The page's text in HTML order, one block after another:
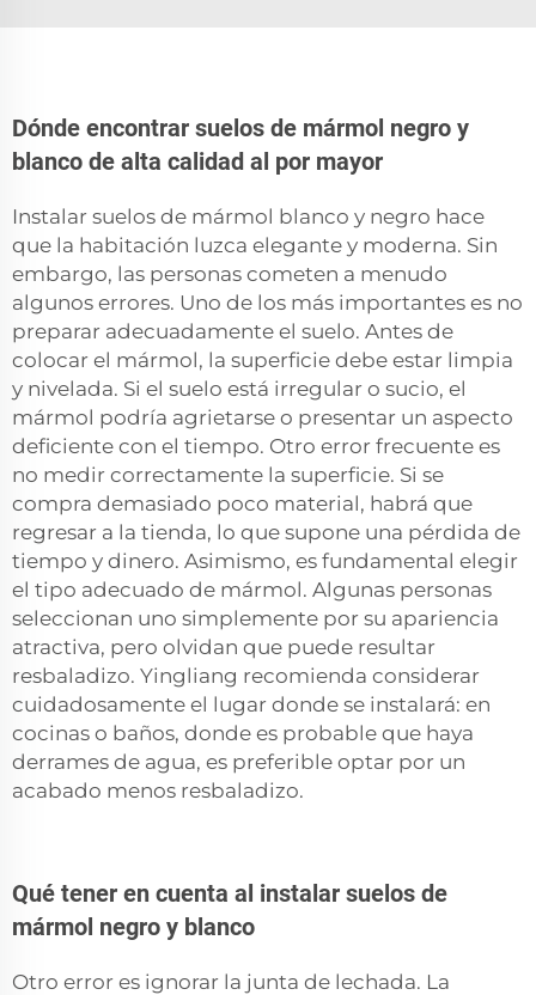
Dónde encontrar suelos de mármol negro y
blanco de alta calidad al por mayor
Instalar suelos de mármol blanco y negro hace
que la habitación luzca elegante y moderna. Sin
embargo, las personas cometen a menudo
algunos errores. Uno de los más importantes es no
preparar adecuadamente el suelo. Antes de
colocar el mármol, la superficie debe estar limpia
y nivelada. Si el suelo está irregular o sucio, el
mármol podría agrietarse o presentar un aspecto
deficiente con el tiempo. Otro error frecuente es
no medir correctamente la superficie. Si se
compra demasiado poco material, habrá que
regresar a la tienda, lo que supone una pérdida de
tiempo y dinero. Asimismo, es fundamental elegir
el tipo adecuado de mármol. Algunas personas
seleccionan uno simplemente por su apariencia
atractiva, pero olvidan que puede resultar
resbaladizo. Yingliang recomienda considerar
cuidadosamente el lugar donde se instalará: en
cocinas o baños, donde es probable que haya
derrames de agua, es preferible optar por un
acabado menos resbaladizo.
Qué tener en cuenta al instalar suelos de
mármol negro y blanco
Otro error es ignorar la junta de lechada. La